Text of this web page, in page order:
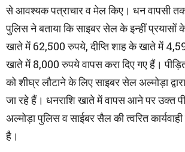
से आवश्यक पत्राचार व मेल किए। धन वापसी
पुलिस ने बताया कि साइबर सेल के इन्हीं
खाते में 62,500 रुपये, दीप्ति शाह के खाते में
खाते में 8,000 रुपये वापस करा दिए गए हैं।
को शीघ्र लौटाने के लिए साइबर सेल अल्मोड़ा
जा रहे हैं। धनराशि खाते में वापस आने पर उक्त
अल्मोड़ा पुलिस व साईबर सैल की त्वरित
है।